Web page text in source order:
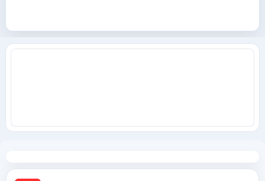
ट्रेंडिंग
टेक्नोलॉजी / गैजेट्स